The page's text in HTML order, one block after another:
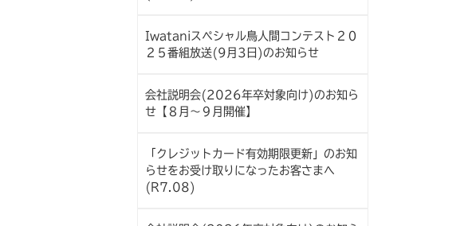
Iwataniスペシャル鳥人間コンテスト２０
２５番組放送(9月3日)のお知らせ
会社説明会(2026年卒対象向け)のお知ら
せ【８月～９月開催】
「クレジットカード有効期限更新」のお知
らせをお受け取りになったお客さまへ
(R7.08)